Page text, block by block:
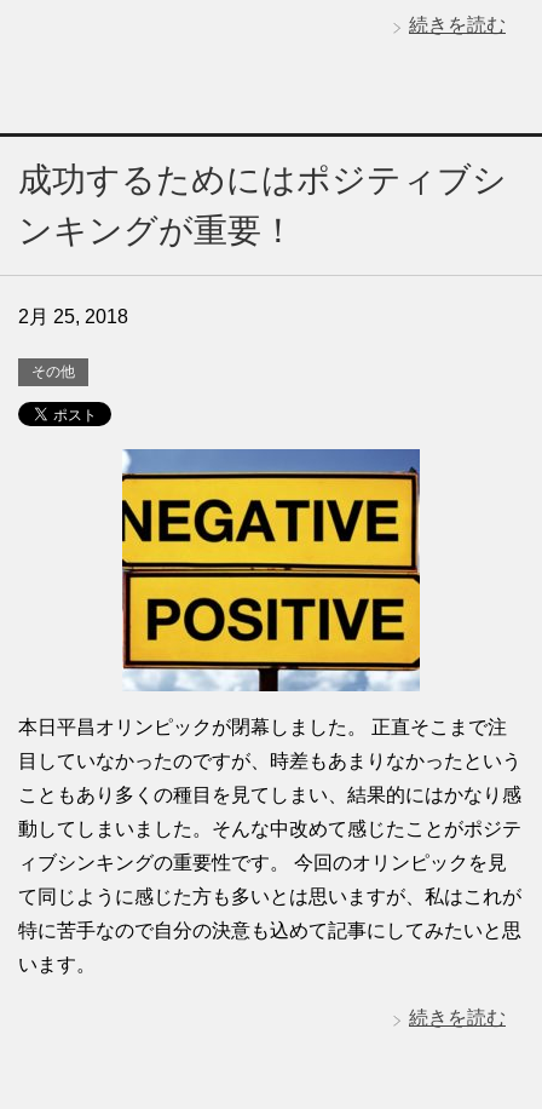
続きを読む
成功するためにはポジティブシ
ンキングが重要！
2月 25, 2018
その他
本日平昌オリンピックが閉幕しました。 正直そこまで注
目していなかったのですが、時差もあまりなかったという
こともあり多くの種目を見てしまい、結果的にはかなり感
動してしまいました。そんな中改めて感じたことがポジテ
ィブシンキングの重要性です。 今回のオリンピックを見
て同じように感じた方も多いとは思いますが、私はこれが
特に苦手なので自分の決意も込めて記事にしてみたいと思
います。
続きを読む